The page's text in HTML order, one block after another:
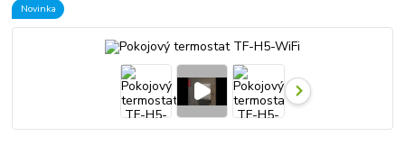
Novinka